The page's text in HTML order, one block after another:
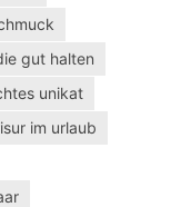
gut halten
unikat
im urlaub